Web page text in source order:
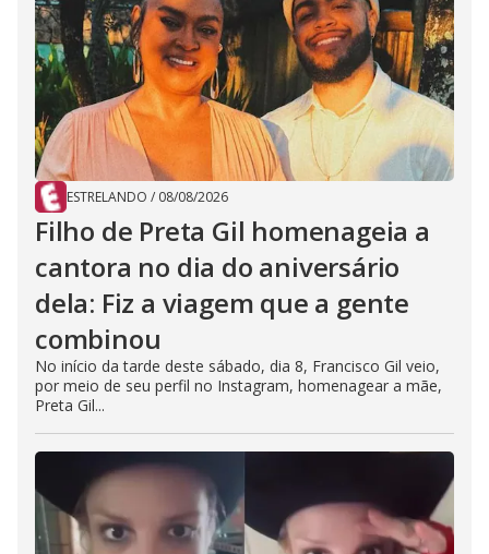
ESTRELANDO / 08/08/2026
Filho de Preta Gil homenageia a
cantora no dia do aniversário
dela: Fiz a viagem que a gente
combinou
No início da tarde deste sábado, dia 8, Francisco Gil veio,
por meio de seu perfil no Instagram, homenagear a mãe,
Preta Gil...